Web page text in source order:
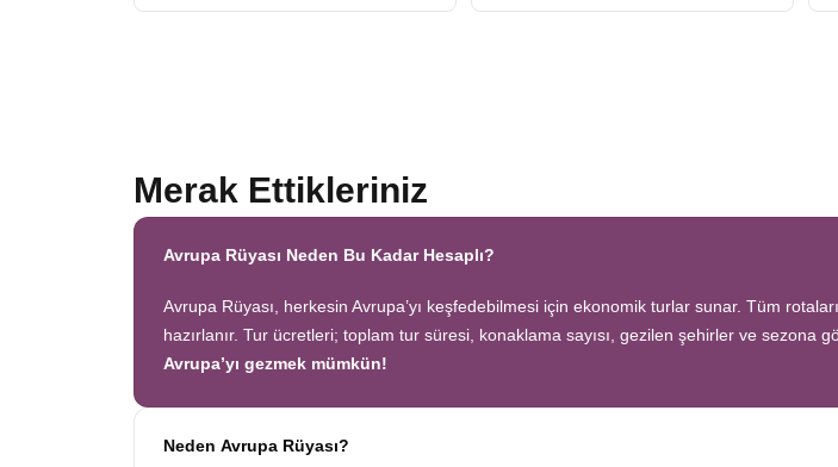
Merak Ettikleriniz
Avrupa Rüyası Neden Bu Kadar Hesaplı?
Avrupa Rüyası, herkesin Avrupa’yı keşfedebilmesi için ekonomik turlar sunar. Tüm
hazırlanır. Tur ücretleri; toplam tur süresi, konaklama sayısı, gezilen şehirler ve sezona
Avrupa’yı gezmek mümkün!
Neden Avrupa Rüyası?